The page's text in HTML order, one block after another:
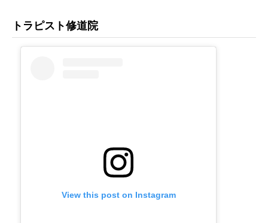
トラピスト修道院
View this post on Instagram